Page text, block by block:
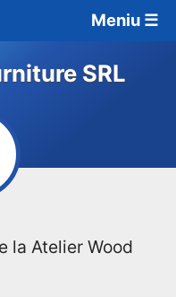
Meniu ☰
SRL
la Atelier Wood